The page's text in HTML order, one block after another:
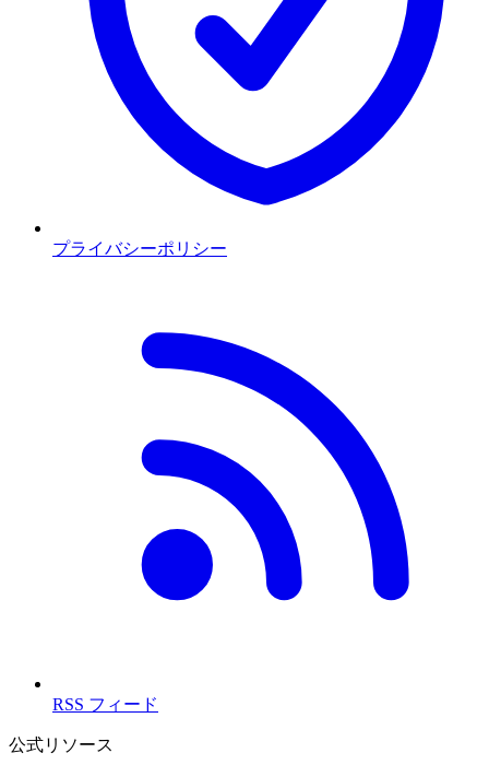
プライバシーポリシー
RSS フィード
公式リソース